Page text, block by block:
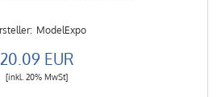
ModelExpo
20.09 EUR
[inkl. 20% MwSt]